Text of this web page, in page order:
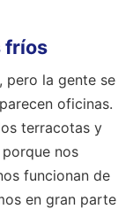
fríos
pero la gente se
oficinas.
terracotas y
nos
funcionan de
en gran parte